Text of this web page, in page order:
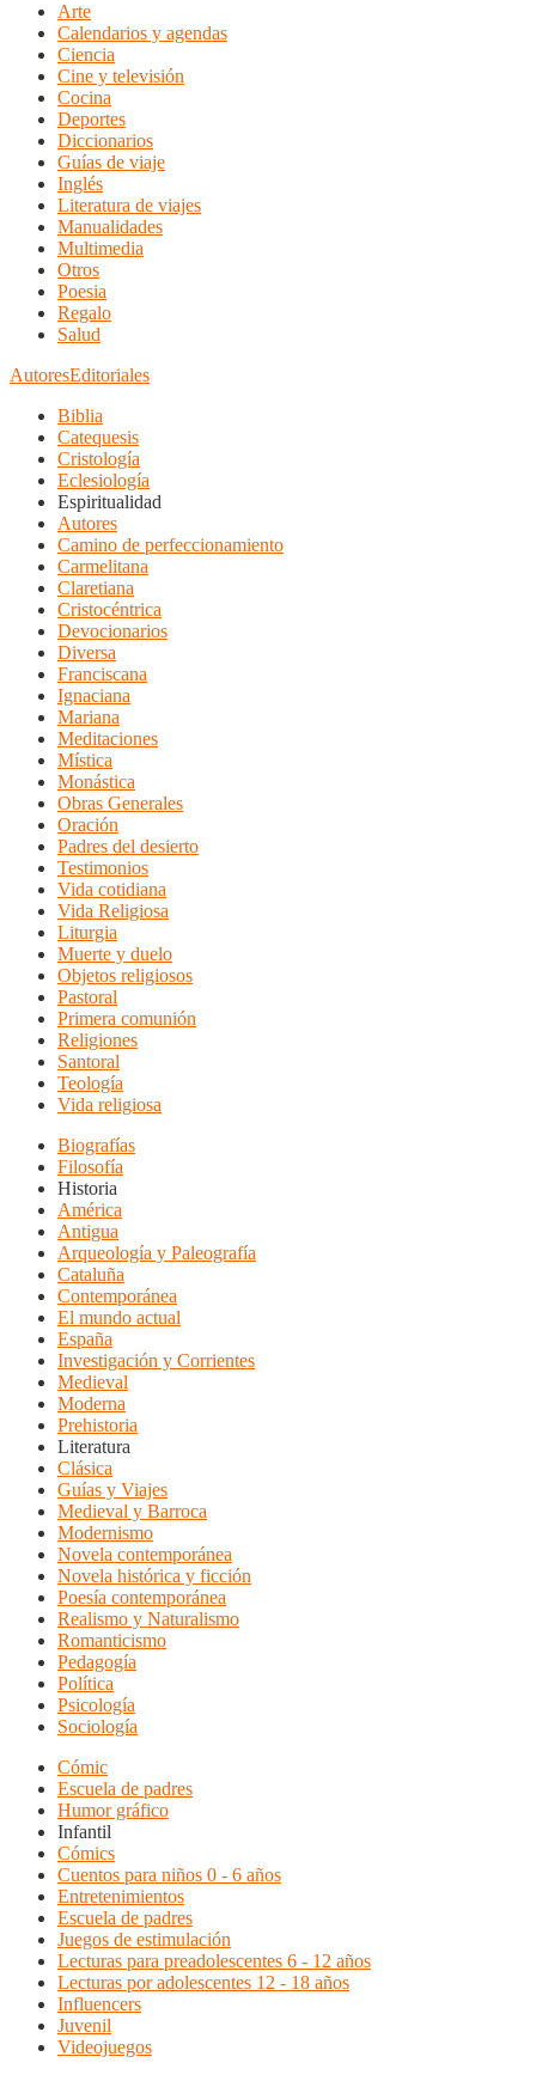
Arte
Calendarios y agendas
Ciencia
Cine y televisión
Cocina
Deportes
Diccionarios
Guías de viaje
Inglés
Literatura de viajes
Manualidades
Multimedia
Otros
Poesia
Regalo
Salud
AutoresEditoriales
Biblia
Catequesis
Cristología
Eclesiología
Espiritualidad
Autores
Camino de perfeccionamiento
Carmelitana
Claretiana
Cristocéntrica
Devocionarios
Diversa
Franciscana
Ignaciana
Mariana
Meditaciones
Mística
Monástica
Obras Generales
Oración
Padres del desierto
Testimonios
Vida cotidiana
Vida Religiosa
Liturgia
Muerte y duelo
Objetos religiosos
Pastoral
Primera comunión
Religiones
Santoral
Teología
Vida religiosa
Biografías
Filosofía
Historia
América
Antigua
Arqueología y Paleografía
Cataluña
Contemporánea
El mundo actual
España
Investigación y Corrientes
Medieval
Moderna
Prehistoria
Literatura
Clásica
Guías y Viajes
Medieval y Barroca
Modernismo
Novela contemporánea
Novela histórica y ficción
Poesía contemporánea
Realismo y Naturalismo
Romanticismo
Pedagogía
Política
Psicología
Sociología
Cómic
Escuela de padres
Humor gráfico
Infantil
Cómics
Cuentos para niños 0 - 6 años
Entretenimientos
Escuela de padres
Juegos de estimulación
Lecturas para preadolescentes 6 - 12 años
Lecturas por adolescentes 12 - 18 años
Influencers
Juvenil
Videojuegos